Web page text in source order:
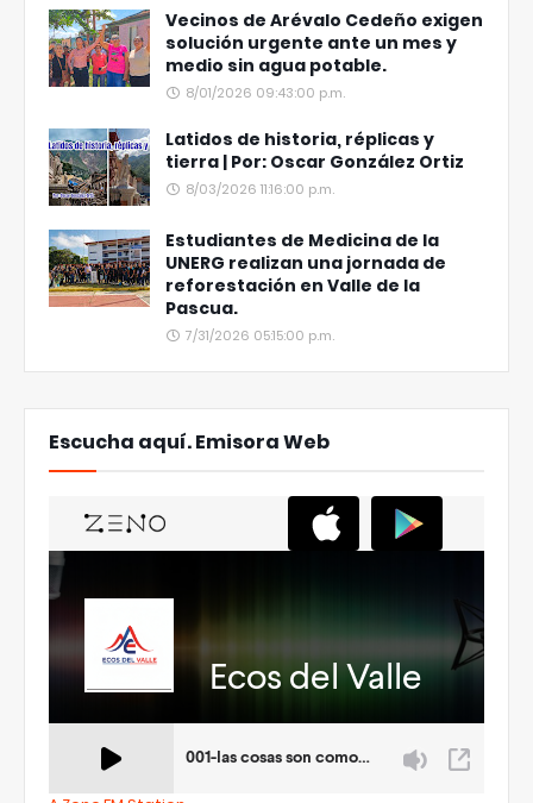
Vecinos de Arévalo Cedeño exigen
solución urgente ante un mes y
medio sin agua potable.
8/01/2026 09:43:00 p.m.
Latidos de historia, réplicas y
tierra | Por: Oscar González Ortiz
8/03/2026 11:16:00 p.m.
Estudiantes de Medicina de la
UNERG realizan una jornada de
reforestación en Valle de la
Pascua.
7/31/2026 05:15:00 p.m.
Escucha aquí. Emisora Web